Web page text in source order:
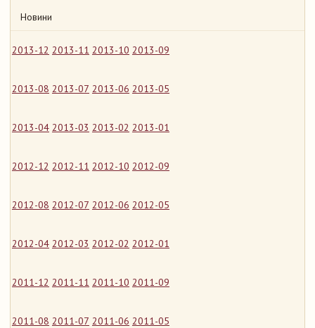
Новини
2013-12 2013-11 2013-10 2013-09
2013-08 2013-07 2013-06 2013-05
2013-04 2013-03 2013-02 2013-01
2012-12 2012-11 2012-10 2012-09
2012-08 2012-07 2012-06 2012-05
2012-04 2012-03 2012-02 2012-01
2011-12 2011-11 2011-10 2011-09
2011-08 2011-07 2011-06 2011-05